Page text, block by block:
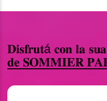
𝐃𝐢𝐬𝐟𝐫𝐮𝐭á 𝐜𝐨𝐧 𝐥𝐚
𝐝𝐞 𝐒𝐎𝐌𝐌𝐈𝐄𝐑